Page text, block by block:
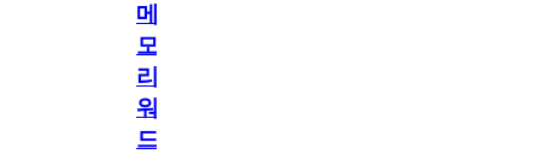
메
모
리
워
드